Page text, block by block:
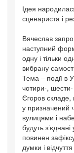
Ідея
сценариста і
Вячеслав
наступний
одну і тільки
вибрану
Тема – події в
чотири-,
Єгоров
у призначений
вулицями і
будуть
повинен
думки і